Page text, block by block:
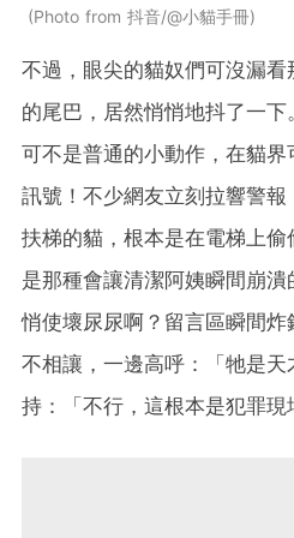
Photo from 抖音/@小貓手冊
不過，眼尖的貓奴們可沒漏
的尾巴，居然悄悄地抖了一
可不是普通的小動作，在貓
訊號！不少網友立刻拉響警
扶梯的貓，根本是在電梯上
是那種會讓清潔阿姨瞬間崩
悄使壞尿尿啊？留言區瞬間
不相讓，一邊高呼：「牠是
持：「不行，這根本是犯罪現